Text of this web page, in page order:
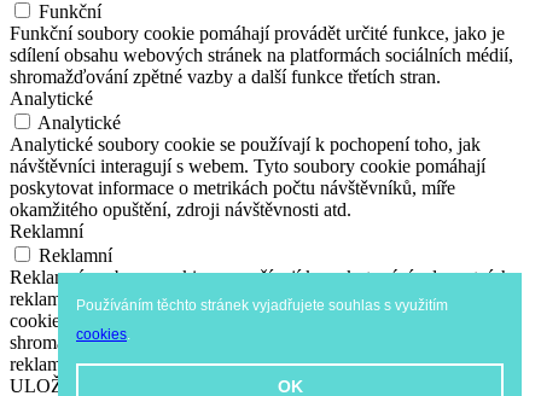
Používáním těchto stránek vyjadřujete souhlas s využitím
cookies
OK
Funkční
Funkční soubory cookie pomáhají provádět určité funkce, jako je
sdílení obsahu webových stránek na platformách sociálních médií,
shromažďování zpětné vazby a další funkce třetích stran.
Analytické
Analytické
Analytické soubory cookie se používají k pochopení toho, jak
návštěvníci interagují s webem. Tyto soubory cookie pomáhají
poskytovat informace o metrikách počtu návštěvníků, míře
okamžitého opuštění, zdroji návštěvnosti atd.
Reklamní
Reklamní
Reklamní soubory cookie se používají k poskytování relevantních
reklam a marketingových kampaní návštěvníkům. Tyto soubory
cookie sledují návštěvníky napříč webovými stránkami a
shromažďují informace za účelem poskytování přizpůsobených
reklam.
ULOŽIT A PŘIJMOUT